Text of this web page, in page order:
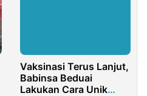
Vaksinasi Terus Lanjut,
Babinsa Beduai
Lakukan Cara Unik